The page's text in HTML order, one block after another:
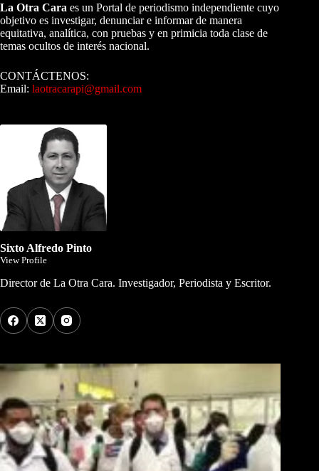
La Otra Cara es un Portal de periodismo independiente cuyo
objetivo es investigar, denunciar e informar de manera
equitativa, analítica, con pruebas y en primicia toda clase de
temas ocultos de interés nacional.
CONTÁCTENOS:
Email: laotracarapi@gmail.com
Sixto Alfredo Pinto
View Profile
Director de La Otra Cara. Investigador, Periodista y Escritor.